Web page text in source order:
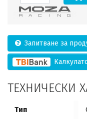
Запитване за
ТЕХНИЧЕСКИ
Тип